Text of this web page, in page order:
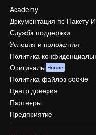
Academy
Документация по Пакету
Служба поддержки
Условия и положения
Политика
Оригиналы Новое
Политика файлов cookie
Центр доверия
Партнеры
Предприятие